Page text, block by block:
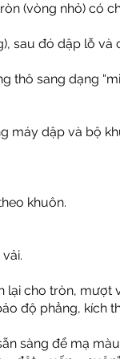
(vòng nhỏ) có
sau đó dập lỗ và
thô sang dạng
máy dập và bộ
khuôn.
lại cho tròn, mượt
độ phẳng, kích
sàng để mạ